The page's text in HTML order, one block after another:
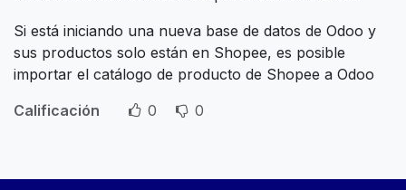
Si está iniciando una nueva base de datos de Odoo y
sus productos solo están en Shopee, es posible
importar el catálogo de producto de Shopee a Odoo
Calificación
0 0